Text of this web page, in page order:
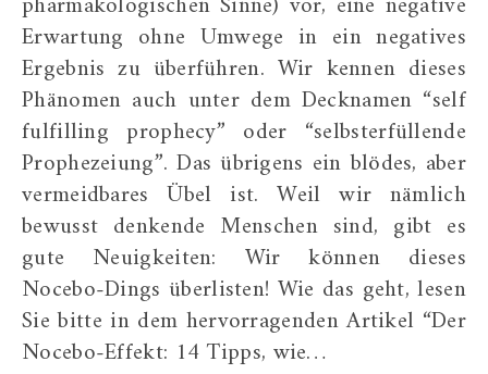
Erwartung ohne Umwege in ein negatives
Ergebnis zu überführen. Wir kennen dieses
Phänomen auch unter dem Decknamen “self
fulfilling prophecy” oder “selbsterfüllende
Prophezeiung”. Das übrigens ein blödes, aber
vermeidbares Übel ist. Weil wir nämlich
bewusst denkende Menschen sind, gibt es
gute Neuigkeiten: Wir können dieses
Nocebo-Dings überlisten! Wie das geht, lesen
Sie bitte in dem hervorragenden Artikel “Der
Nocebo-Effekt: 14 Tipps, wie…